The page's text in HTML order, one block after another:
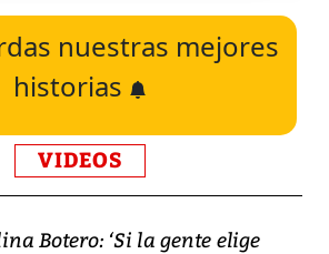
nuestras mejores
historias
VIDEOS
Botero: ‘Si la gente elige